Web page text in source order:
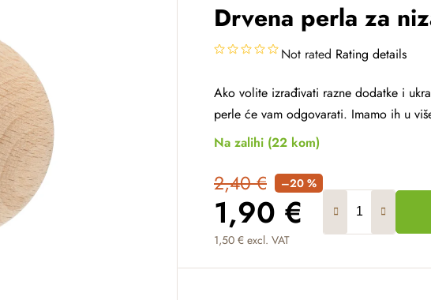
Drvena perla za
Not rated Rating details
Ako volite izrađivati ​​razne dodatke i
perle će vam odgovarati. Imamo ih u
Na zalihi (22 kom)
2,40 € –20 %
1,90 €
1,50 € excl. VAT
Measure price: